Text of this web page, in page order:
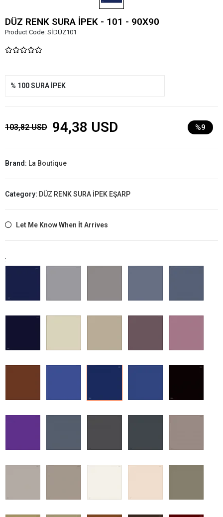
DÜZ RENK SURA İPEK - 101 - 90X90
Product Code: SİDÜZ101
% 100 SURA İPEK
103,82 USD 94,38 USD %9
Brand: La Boutique
Category: DÜZ RENK SURA İPEK EŞARP
Let Me Know When İt Arrives
: